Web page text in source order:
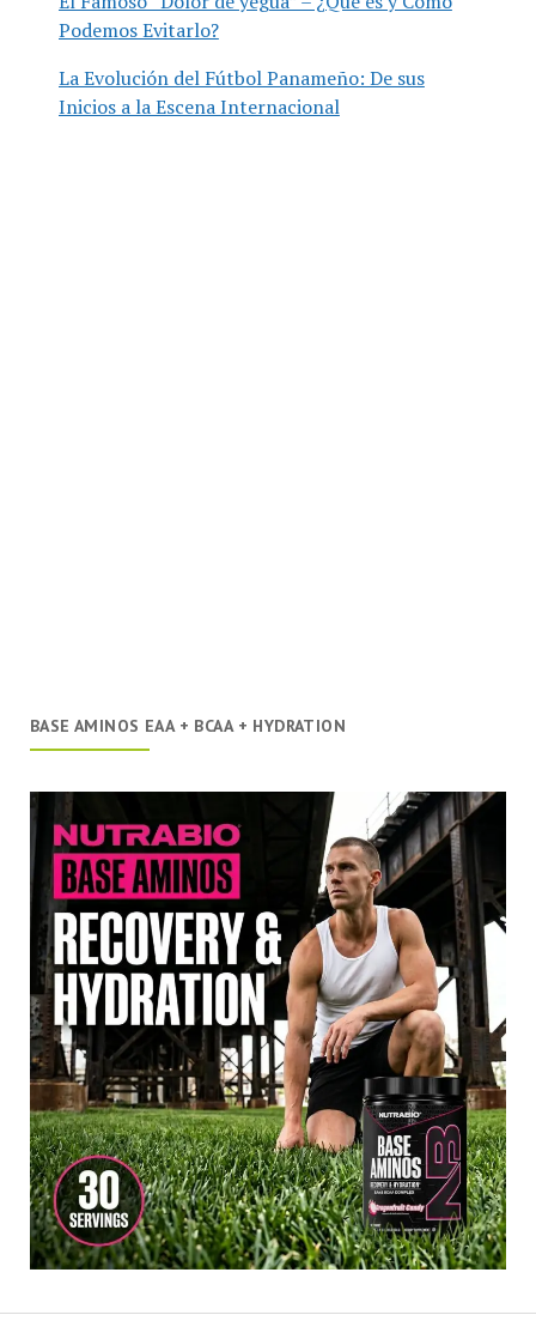
Podemos Evitarlo?
La Evolución del Fútbol Panameño: De sus
Inicios a la Escena Internacional
BASE AMINOS EAA + BCAA + HYDRATION